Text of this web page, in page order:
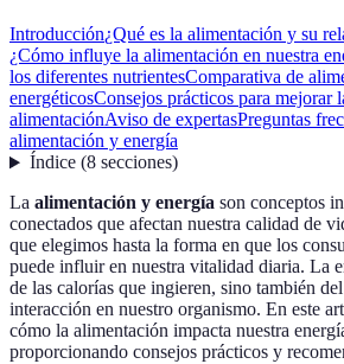
Introducción¿Qué es la alimentación y su
¿Cómo influye la alimentación en nuestra
los diferentes nutrientesComparativa de
energéticosConsejos prácticos para mejorar
alimentaciónAviso de expertasPreguntas
alimentación y energía
Índice(8 secciones)
La alimentación y energía son conceptos
conectados que afectan nuestra calidad de
que elegimos hasta la forma en que los
puede influir en nuestra vitalidad diaria. La
de las calorías que ingieren, sino también
interacción en nuestro organismo. En este
cómo la alimentación impacta nuestra
proporcionando consejos prácticos y